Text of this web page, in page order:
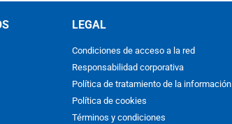
LEGAL
Condiciones de acceso a la red
Responsabilidad corporativa
Política de tratamiento de la información
Política de cookies
Términos y condiciones